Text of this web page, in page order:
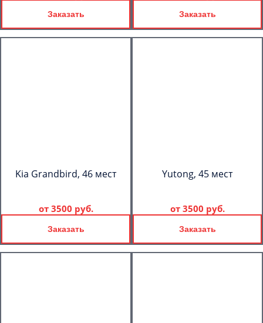
Заказать Заказать
Kia Grandbird, 46 мест
от 3500 руб.
Заказать
Yutong, 45 мест
от 3500 руб.
Заказать